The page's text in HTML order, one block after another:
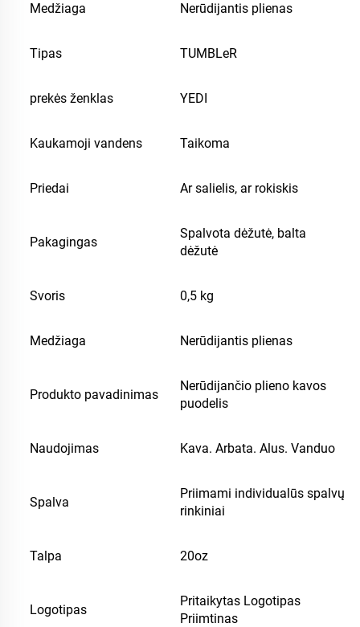
Medžiaga Nerūdijantis plienas
Tipas TUMBLeR
prekės ženklas YEDI
Kaukamoji vandens Taikoma
Priedai Ar salielis, ar rokiskis
Pakagingas
Spalvota dėžutė, balta
dėžutė
Svoris 0,5 kg
Medžiaga Nerūdijantis plienas
Produkto pavadinimas
Nerūdijančio plieno kavos
puodelis
Naudojimas Kava. Arbata. Alus. Vanduo
Spalva
Priimami individualūs spalvų
rinkiniai
Talpa 20oz
Logotipas
Pritaikytas Logotipas
Priimtinas